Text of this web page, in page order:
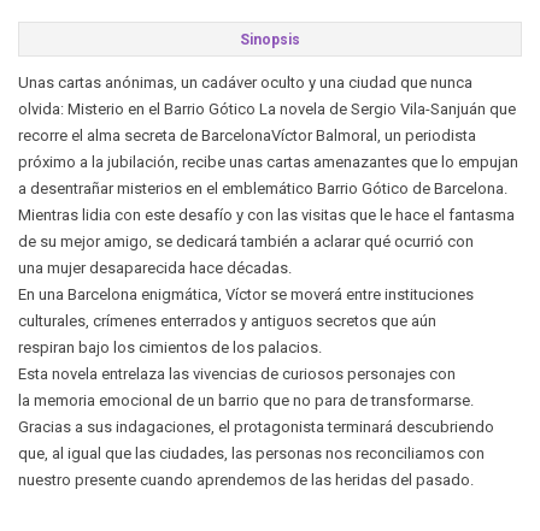
Sinopsis
Unas cartas anónimas, un cadáver oculto y una ciudad que nunca
olvida: Misterio en el Barrio Gótico La novela de Sergio Vila-Sanjuán que
recorre el alma secreta de BarcelonaVíctor Balmoral, un periodista
próximo a la jubilación, recibe unas cartas amenazantes que lo empujan
a desentrañar misterios en el emblemático Barrio Gótico de Barcelona.
Mientras lidia con este desafío y con las visitas que le hace el fantasma
de su mejor amigo, se dedicará también a aclarar qué ocurrió con
una mujer desaparecida hace décadas.
En una Barcelona enigmática, Víctor se moverá entre instituciones
culturales, crímenes enterrados y antiguos secretos que aún
respiran bajo los cimientos de los palacios.
Esta novela entrelaza las vivencias de curiosos personajes con
la memoria emocional de un barrio que no para de transformarse.
Gracias a sus indagaciones, el protagonista terminará descubriendo
que, al igual que las ciudades, las personas nos reconciliamos con
nuestro presente cuando aprendemos de las heridas del pasado.